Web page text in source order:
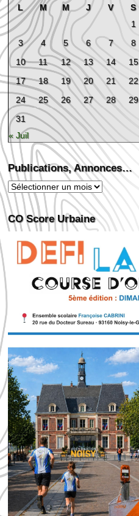
L
M M J V S
1
3
4 5 6 7 8
10
11 12 13 14 15
17
18 19 20 21 22
24
25 26 27 28 29
31
« Juil
Publications, Annonces…
Publications,
Annonces…
CO Score Urbaine